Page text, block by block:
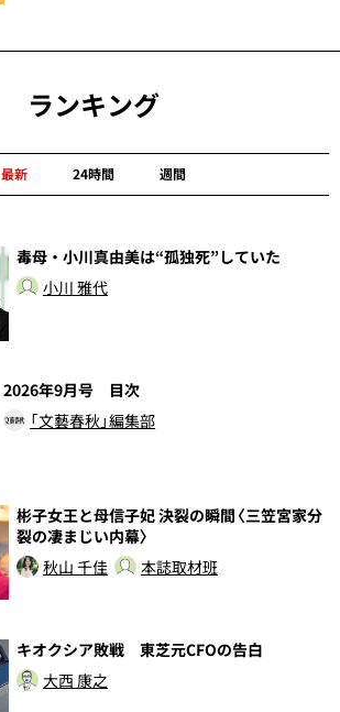
ランキング
最新 24時間 週間
毒母・小川真由美は“孤独死”していた
小川 雅代
2026年9月号 目次
「文藝春秋」編集部
彬子女王と母信子妃 決裂の瞬間〈三笠宮家分
裂の凄まじい内幕〉
秋山 千佳
本誌取材班
キオクシア敗戦 東芝元CFOの告白
大西 康之